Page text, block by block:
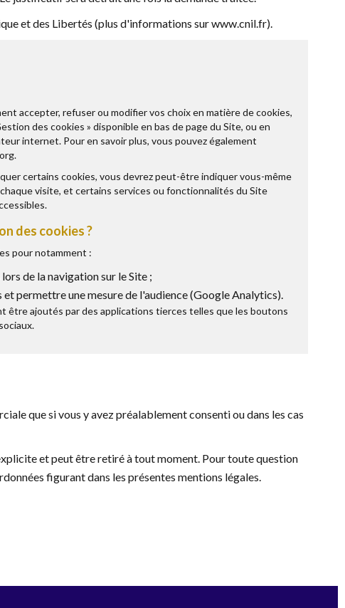
et des Libertés (plus d'informations sur www.cnil.fr).
accepter, refuser ou modifier vos choix en matière de cookies,
des cookies » disponible en bas de page du Site, ou en
internet. Pour en savoir plus, vous pouvez également
.
certains cookies, vous devrez peut-être indiquer vous-même
visite, et certains services ou fonctionnalités du Site
des cookies ?
pour notamment :
de la navigation sur le Site ;
permettre une mesure de l'audience (Google Analytics).
être ajoutés par des applications tierces telles que les boutons
que si vous y avez préalablement consenti ou dans les cas
et peut être retiré à tout moment. Pour toute question
figurant dans les présentes mentions légales.